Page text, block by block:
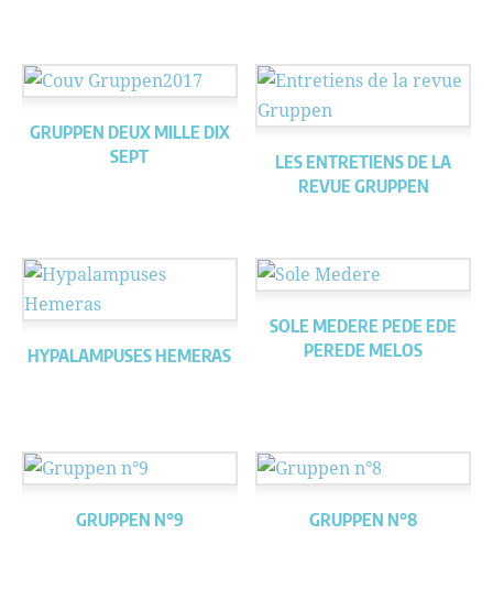
GRUPPEN DEUX MILLE DIX
SEPT
LES ENTRETIENS DE LA
REVUE GRUPPEN
HYPALAMPUSES HEMERAS
SOLE MEDERE PEDE EDE
PEREDE MELOS
GRUPPEN N°9 GRUPPEN N°8